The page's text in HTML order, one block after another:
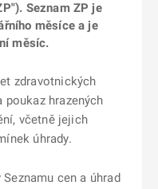
Seznam ZP je
měsíce a je
měsíc.
zdravotnických
poukaz hrazených
včetně jejich
úhrady.
cen a úhrad